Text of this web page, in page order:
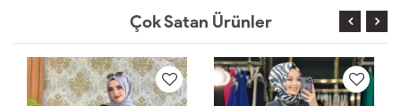
Çok Satan Ürünler